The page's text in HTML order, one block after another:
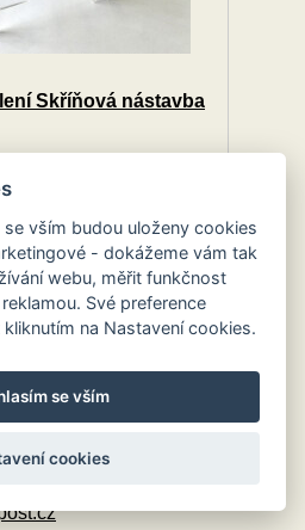
Skříňová nástavba
se vším budou uloženy cookies
- dokážeme vám tak
webu, měřit funkčnost
Své preference
na Nastavení cookies.
se vším
cookies